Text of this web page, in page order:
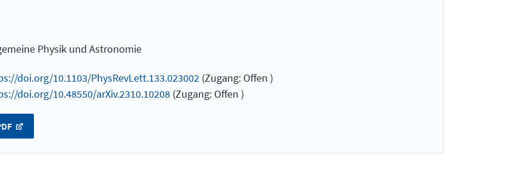
Physik und Astronomie
doi.org/10.1103/PhysRevLett.133.023002(Zugang: Offen )
doi.org/10.48550/arXiv.2310.10208(Zugang: Offen )